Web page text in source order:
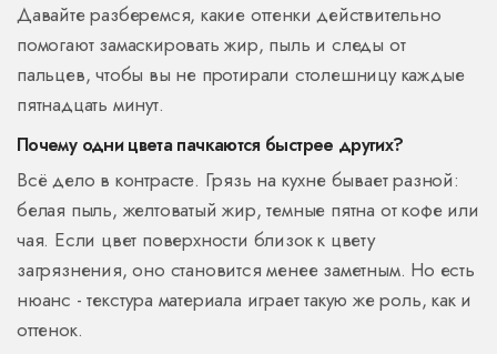
Давайте разберемся, какие оттенки действительно
помогают замаскировать жир, пыль и следы от
пальцев, чтобы вы не протирали столешницу каждые
пятнадцать минут.
Почему одни цвета пачкаются быстрее других?
Всё дело в контрасте. Грязь на кухне бывает разной:
белая пыль, желтоватый жир, темные пятна от кофе или
чая. Если цвет поверхности близок к цвету
загрязнения, оно становится менее заметным. Но есть
нюанс - текстура материала играет такую же роль, как и
оттенок.